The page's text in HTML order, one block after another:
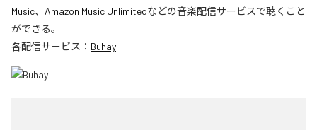
Music、 Amazon Music Unlimitedなどの音楽配信サービスで聴くこと
ができる。
各配信サービス： Buhay